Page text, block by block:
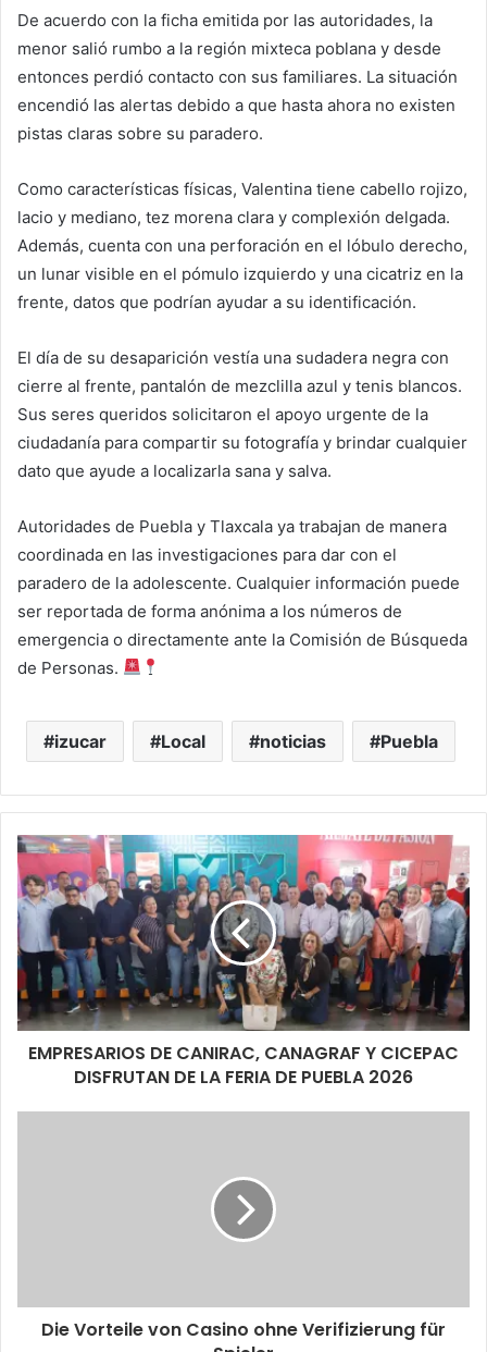
De acuerdo con la ficha emitida por las autoridades, la
menor salió rumbo a la región mixteca poblana y desde
entonces perdió contacto con sus familiares. La situación
encendió las alertas debido a que hasta ahora no existen
pistas claras sobre su paradero.
Como características físicas, Valentina tiene cabello rojizo,
lacio y mediano, tez morena clara y complexión delgada.
Además, cuenta con una perforación en el lóbulo derecho,
un lunar visible en el pómulo izquierdo y una cicatriz en la
frente, datos que podrían ayudar a su identificación.
El día de su desaparición vestía una sudadera negra con
cierre al frente, pantalón de mezclilla azul y tenis blancos.
Sus seres queridos solicitaron el apoyo urgente de la
ciudadanía para compartir su fotografía y brindar cualquier
dato que ayude a localizarla sana y salva.
Autoridades de Puebla y Tlaxcala ya trabajan de manera
coordinada en las investigaciones para dar con el
paradero de la adolescente. Cualquier información puede
ser reportada de forma anónima a los números de
emergencia o directamente ante la Comisión de Búsqueda
de Personas.
izucar Local noticias Puebla
EMPRESARIOS DE CANIRAC, CANAGRAF Y CICEPAC
DISFRUTAN DE LA FERIA DE PUEBLA 2026
Die Vorteile von Casino ohne Verifizierung für